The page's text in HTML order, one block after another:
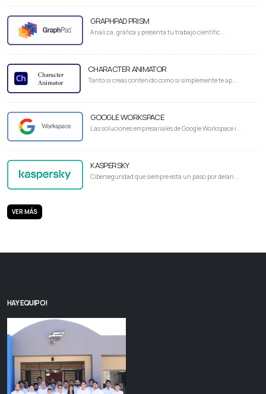
GRAPHPAD PRISM
Analiza, gráfica y presenta tu trabajo científic...
CHARACTER ANIMATOR
Tanto si creas contenido como si simplemente te ap...
GOOGLE WORKSPACE
Las soluciones empresariales de Google Workspace i...
KASPERSKY
Ciberseguridad que siempre está un paso por delan...
VER MÁS
HAY EQUIPO!